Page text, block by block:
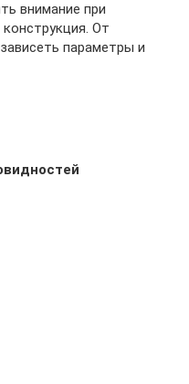
внимание при
От
параметры и